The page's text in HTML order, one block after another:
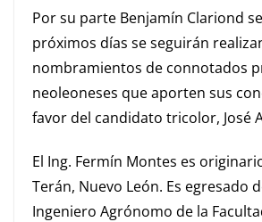
Por su parte Benjamín Clariond
próximos días se seguirán
nombramientos de connotados
neoleoneses que aporten sus
favor del candidato tricolor, José
El Ing. Fermín Montes es
Terán, Nuevo León. Es egresado
Ingeniero Agrónomo de la